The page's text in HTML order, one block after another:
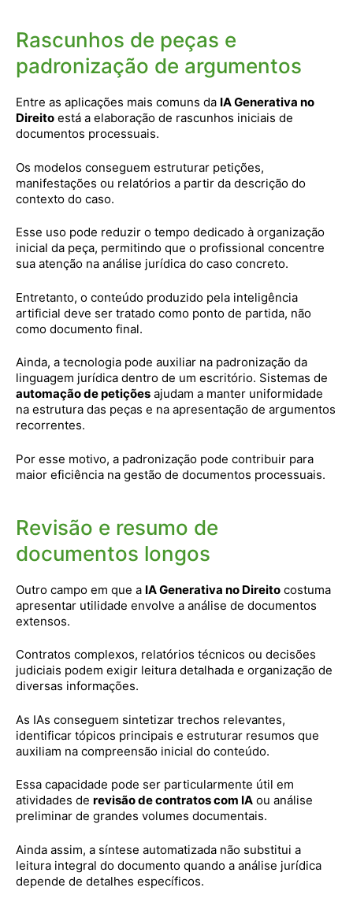
Rascunhos de peças e
padronização de argumentos
Entre as aplicações mais comuns da IA Generativa no
Direito está a elaboração de rascunhos iniciais de
documentos processuais.
Os modelos conseguem estruturar petições,
manifestações ou relatórios a partir da descrição do
contexto do caso.
Esse uso pode reduzir o tempo dedicado à organização
inicial da peça, permitindo que o profissional concentre
sua atenção na análise jurídica do caso concreto.
Entretanto, o conteúdo produzido pela inteligência
artificial deve ser tratado como ponto de partida, não
como documento final.
Ainda, a tecnologia pode auxiliar na padronização da
linguagem jurídica dentro de um escritório. Sistemas de
automação de petições ajudam a manter uniformidade
na estrutura das peças e na apresentação de argumentos
recorrentes.
Por esse motivo, a padronização pode contribuir para
maior eficiência na gestão de documentos processuais.
Revisão e resumo de
documentos longos
Outro campo em que a IA Generativa no Direito costuma
apresentar utilidade envolve a análise de documentos
extensos.
Contratos complexos, relatórios técnicos ou decisões
judiciais podem exigir leitura detalhada e organização de
diversas informações.
As IAs conseguem sintetizar trechos relevantes,
identificar tópicos principais e estruturar resumos que
auxiliam na compreensão inicial do conteúdo.
Essa capacidade pode ser particularmente útil em
atividades de revisão de contratos com IA ou análise
preliminar de grandes volumes documentais.
Ainda assim, a síntese automatizada não substitui a
leitura integral do documento quando a análise jurídica
depende de detalhes específicos.